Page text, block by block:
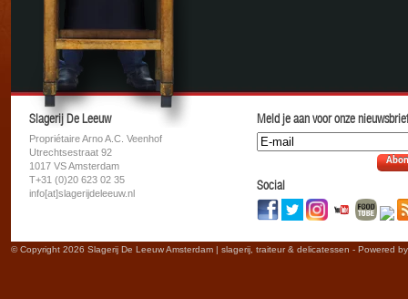
Slagerij De Leeuw
Propriétaire Arno A.C. Veenhof
Utrechtsestraat 92
1017 VS Amsterdam
T+31 (0)20 623 02 35
info[at]slagerijdeleeuw.nl
Meld je aan voor onze
Social
© Copyright 2026 Slagerij De Leeuw Amsterdam | slagerij, traiteur & delicatessen - Powered